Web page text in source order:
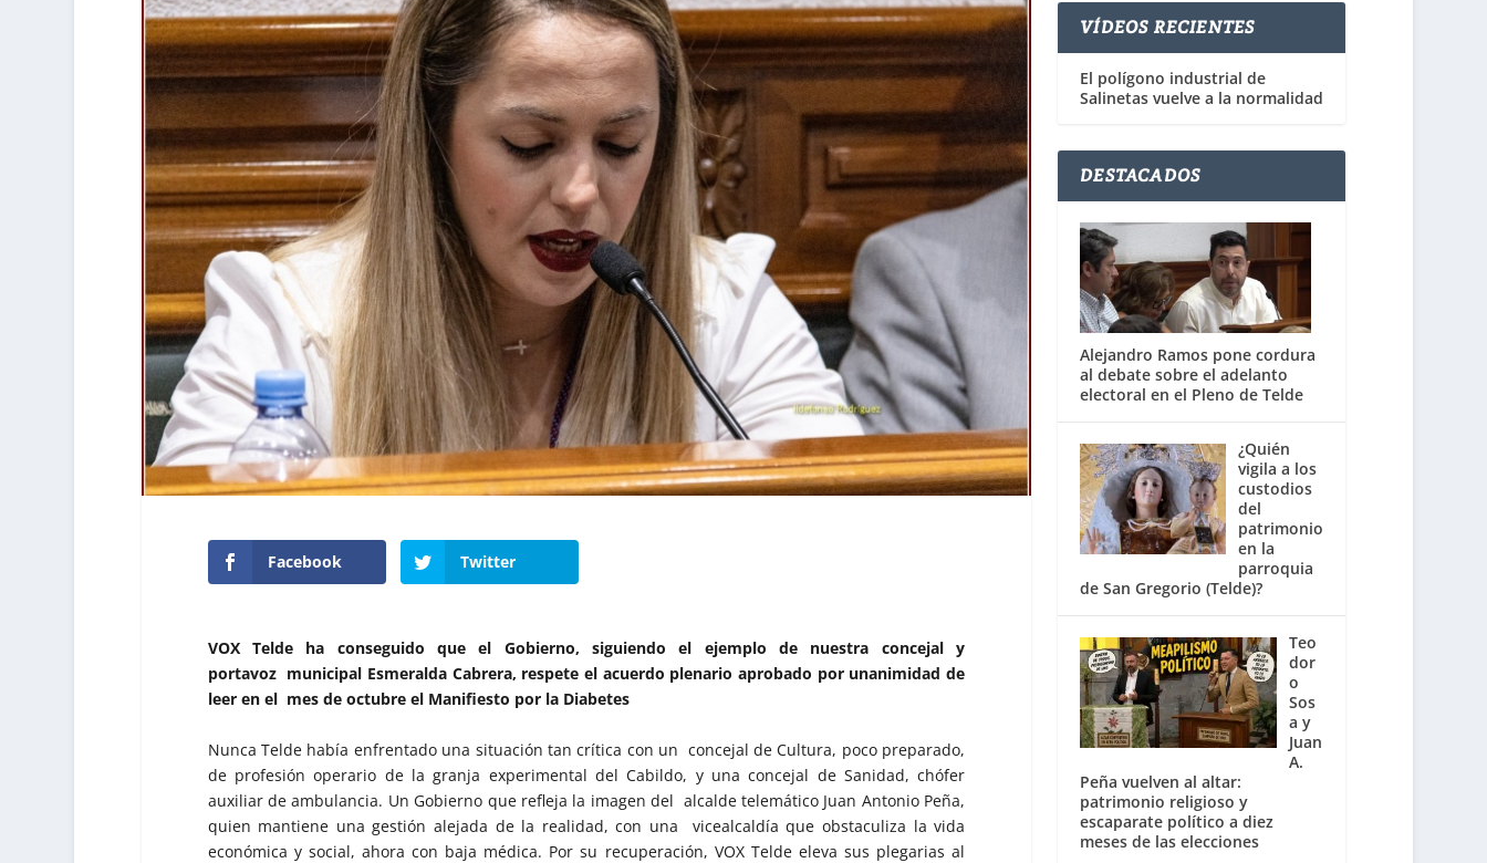
Facebook Twitter
VOX Telde ha conseguido que el Gobierno, siguiendo el ejemplo de nuestra concejal y
portavoz municipal Esmeralda Cabrera, respete el acuerdo plenario aprobado por unanimidad de
leer en el mes de octubre el Manifiesto por la Diabetes
Nunca Telde había enfrentado una situación tan crítica con un concejal de Cultura, poco preparado,
de profesión operario de la granja experimental del Cabildo, y una concejal de Sanidad, chófer
auxiliar de ambulancia. Un Gobierno que refleja la imagen del alcalde telemático Juan Antonio Peña,
quien mantiene una gestión alejada de la realidad, con una vicealcaldía que obstaculiza la vida
económica y social, ahora con baja médica. Por su recuperación, VOX Telde eleva sus plegarias al
VÍDEOS RECIENTES
El polígono industrial de
Salinetas vuelve a la normalidad
DESTACADOS
Alejandro Ramos pone cordura
al debate sobre el adelanto
electoral en el Pleno de Telde
¿Quién
vigila a los
custodios
del
patrimonio
en la
parroquia
de San Gregorio (Telde)?
Teo
dor
o
Sos
a y
Juan
A.
Peña vuelven al altar:
patrimonio religioso y
escaparate político a diez
meses de las elecciones